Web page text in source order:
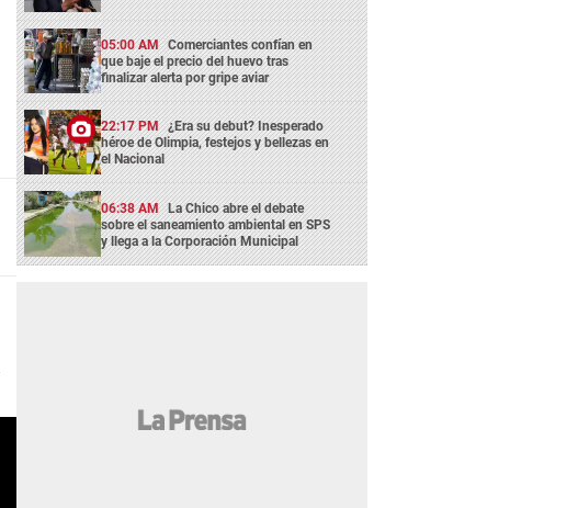
05:00 AM Comerciantes confían en
que baje el precio del huevo tras
finalizar alerta por gripe aviar
22:17 PM ¿Era su debut? Inesperado
héroe de Olimpia, festejos y bellezas en
el Nacional
06:38 AM La Chico abre el debate
sobre el saneamiento ambiental en SPS
y llega a la Corporación Municipal